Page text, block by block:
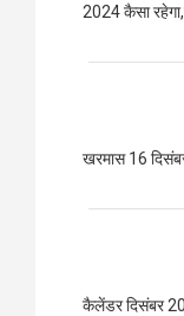
2024 कैसा
खरमास 16
कैलेंडर दिसंबर